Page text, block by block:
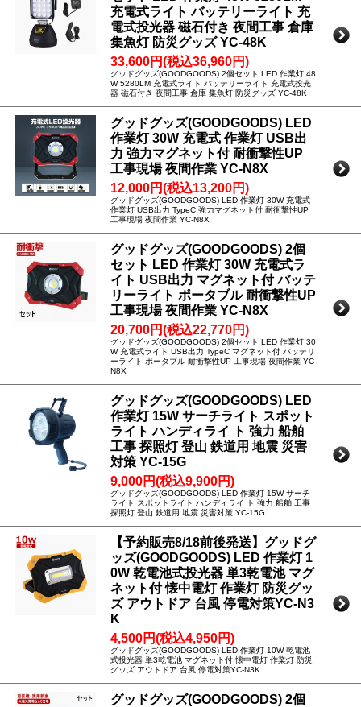
充電式ライト バッテリーライト 充
電式投光器 磁石付き 夜間工事 倉庫
集魚灯 防災グッズ YC-48K
33,600円(税込36,960円)
グッドグッズ(GOODGOODS) 2個セット LED 作業灯 48
W 5280LM 充電式ライト バッテリーライト 充電式投光
器 磁石付き 夜間工事 倉庫 集魚灯 防災グッズ YC-48K
グッドグッズ(GOODGOODS) LED
作業灯 30W 充電式 作業灯 USB出
力 強力マグネット付 耐衝撃性UP
工事現場 夜間作業 YC-N8X
12,000円(税込13,200円)
グッドグッズ(GOODGOODS) LED 作業灯 30W 充電式
作業灯 USB出力 TypeC 強力マグネット付 耐衝撃性UP
工事現場 夜間作業 YC-N8X
グッドグッズ(GOODGOODS) 2個
セット LED 作業灯 30W 充電式ラ
イト USB出力 マグネット付 バッテ
リーライト ポータブル 耐衝撃性UP
工事現場 夜間作業 YC-N8X
20,700円(税込22,770円)
グッドグッズ(GOODGOODS) 2個セット LED 作業灯 30
W 充電式ライト USB出力 TypeC マグネット付 バッテリ
ーライト ポータブル 耐衝撃性UP 工事現場 夜間作業 YC-
N8X
グッドグッズ(GOODGOODS) LED
作業灯 15W サーチライト スポット
ライト ハンディライ ト 強力 船舶
工事 探照灯 登山 鉄道用 地震 災害
対策 YC-15G
9,000円(税込9,900円)
グッドグッズ(GOODGOODS) LED 作業灯 15W サーチ
ライト スポットライト ハンディライ ト 強力 船舶 工事
探照灯 登山 鉄道用 地震 災害対策 YC-15G
【予約販売8/18前後発送】グッドグ
ッズ(GOODGOODS) LED 作業灯 1
0W 乾電池式投光器 単3乾電池 マグ
ネット付 懐中電灯 作業灯 防災グッ
ズ アウトドア 台風 停電対策YC-N3
K
4,500円(税込4,950円)
グッドグッズ(GOODGOODS) LED 作業灯 10W 乾電池
式投光器 単3乾電池 マグネット付 懐中電灯 作業灯 防災
グッズ アウトドア 台風 停電対策YC-N3K
グッドグッズ(GOODGOODS) 2個